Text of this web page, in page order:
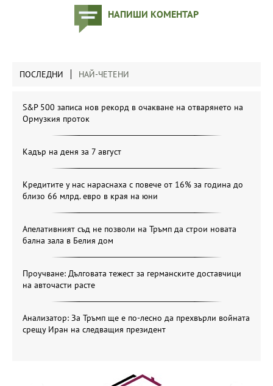
НАПИШИ КОМЕНТАР
ПОСЛЕДНИ НАЙ-ЧЕТЕНИ
S&P 500 записа нов рекорд в очакване на отварянето на
Ормузкия проток
Кадър на деня за 7 август
Кредитите у нас нараснаха с повече от 16% за година до
близо 66 млрд. евро в края на юни
Апелативният съд не позволи на Тръмп да строи новата
бална зала в Белия дом
Проучване: Дълговата тежест за германските доставчици
на авточасти расте
Анализатор: За Тръмп ще е по-лесно да прехвърли войната
срещу Иран на следващия президент